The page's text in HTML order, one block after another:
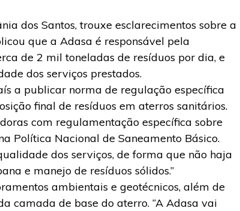
dos Santos, trouxe esclarecimentos sobre a
que a Adasa é responsável pela
de 2 mil toneladas de resíduos por dia, e
dos serviços prestados.
a publicar norma de regulação específica
final de resíduos em aterros sanitários.
com regulamentação específica sobre
Política Nacional de Saneamento Básico.
dos serviços, de forma que não haja
e manejo de resíduos sólidos.”
ambientais e geotécnicos, além de
camada de base do aterro. “A Adasa vai